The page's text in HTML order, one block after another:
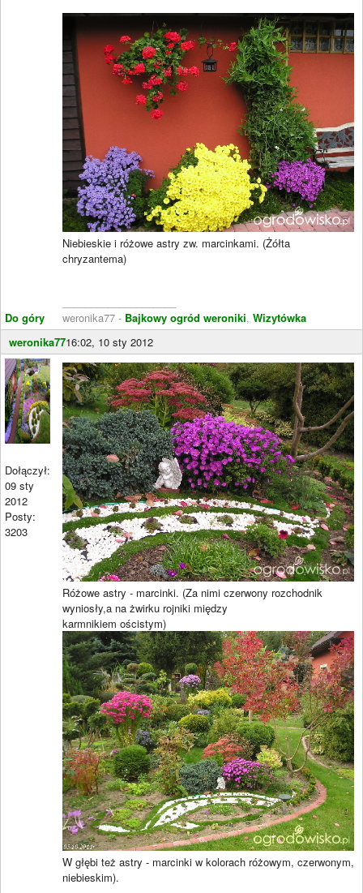
Do góry
Niebieskie i różowe astry zw. marcinkami. (Żółta
chryzantema)
weronika77 - Bajkowy ogród weroniki, Wizytówka
weronika7716:02, 10 sty 2012
Dołączył:
09 sty
2012
Posty:
3203
Różowe astry - marcinki. (Za nimi czerwony rozchodnik
wyniosły,a na żwirku rojniki między
karmnikiem ościstym)
W głębi też astry - marcinki w kolorach różowym, czerwonym,
niebieskim).